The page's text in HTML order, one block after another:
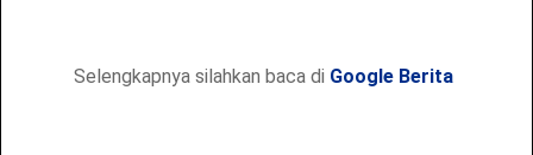
Selengkapnya silahkan baca di Google Berita